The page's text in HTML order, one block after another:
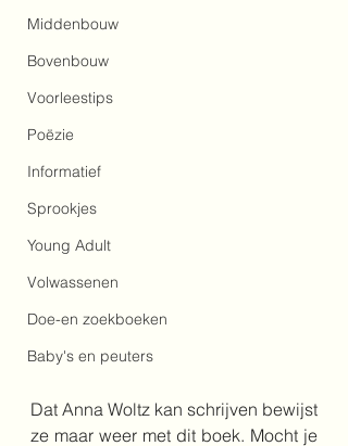
Middenbouw
Bovenbouw
Voorleestips
Poëzie
Informatief
Sprookjes
Young Adult
Volwassenen
Doe-en zoekboeken
Baby's en peuters
Dat Anna Woltz kan schrijven bewijst
ze maar weer met dit boek. Mocht je